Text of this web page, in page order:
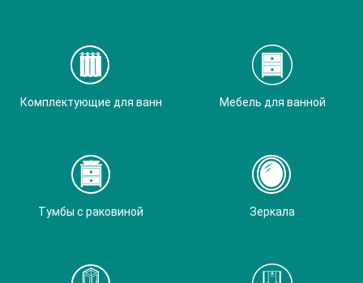
Комплектующие для ванн Мебель для ванной
Тумбы с раковиной Зеркала